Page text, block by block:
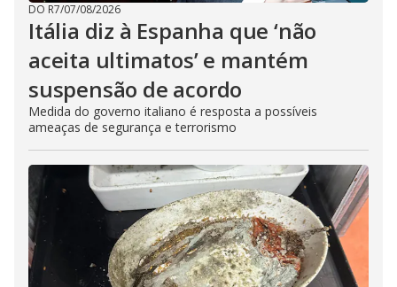
DO R7/07/08/2026
Itália diz à Espanha que ‘não
aceita ultimatos’ e mantém
suspensão de acordo
Medida do governo italiano é resposta a possíveis
ameaças de segurança e terrorismo